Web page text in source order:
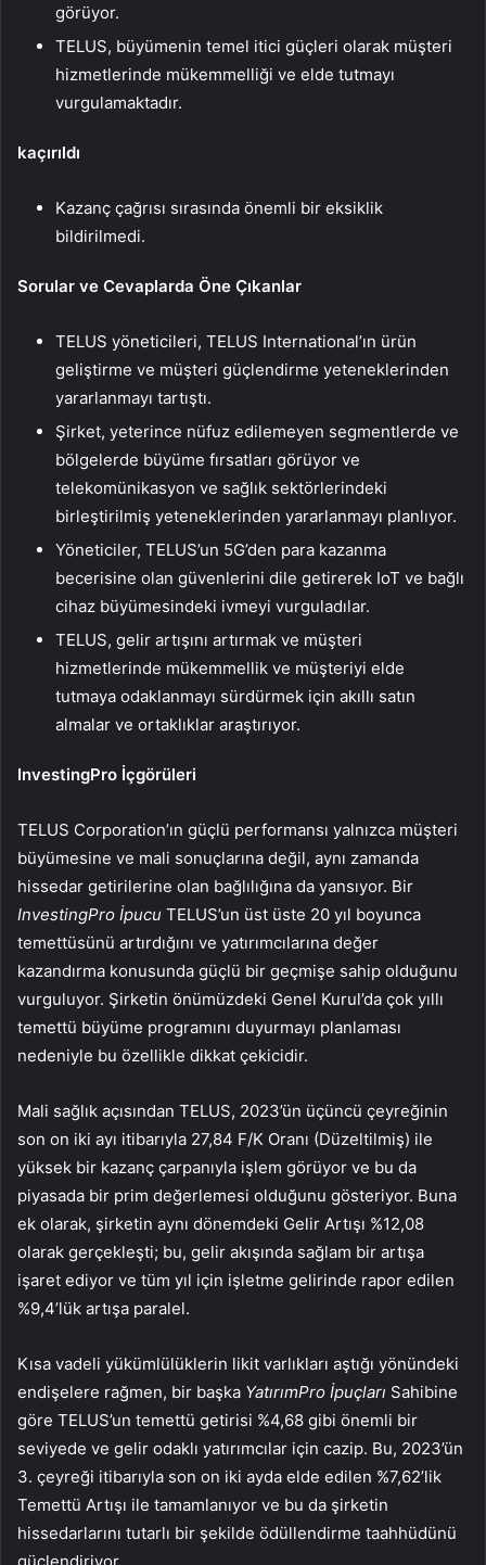
görüyor.
TELUS, büyümenin temel itici güçleri olarak müşteri
hizmetlerinde mükemmelliği ve elde tutmayı
vurgulamaktadır.
kaçırıldı
Kazanç çağrısı sırasında önemli bir eksiklik
bildirilmedi.
Sorular ve Cevaplarda Öne Çıkanlar
TELUS yöneticileri, TELUS International’ın ürün
geliştirme ve müşteri güçlendirme yeteneklerinden
yararlanmayı tartıştı.
Şirket, yeterince nüfuz edilemeyen segmentlerde ve
bölgelerde büyüme fırsatları görüyor ve
telekomünikasyon ve sağlık sektörlerindeki
birleştirilmiş yeteneklerinden yararlanmayı planlıyor.
Yöneticiler, TELUS’un 5G’den para kazanma
becerisine olan güvenlerini dile getirerek IoT ve bağlı
cihaz büyümesindeki ivmeyi vurguladılar.
TELUS, gelir artışını artırmak ve müşteri
hizmetlerinde mükemmellik ve müşteriyi elde
tutmaya odaklanmayı sürdürmek için akıllı satın
almalar ve ortaklıklar araştırıyor.
InvestingPro İçgörüleri
TELUS Corporation’ın güçlü performansı yalnızca müşteri
büyümesine ve mali sonuçlarına değil, aynı zamanda
hissedar getirilerine olan bağlılığına da yansıyor. Bir
InvestingPro İpucu TELUS’un üst üste 20 yıl boyunca
temettüsünü artırdığını ve yatırımcılarına değer
kazandırma konusunda güçlü bir geçmişe sahip olduğunu
vurguluyor. Şirketin önümüzdeki Genel Kurul’da çok yıllı
temettü büyüme programını duyurmayı planlaması
nedeniyle bu özellikle dikkat çekicidir.
Mali sağlık açısından TELUS, 2023’ün üçüncü çeyreğinin
son on iki ayı itibarıyla 27,84 F/K Oranı (Düzeltilmiş) ile
yüksek bir kazanç çarpanıyla işlem görüyor ve bu da
piyasada bir prim değerlemesi olduğunu gösteriyor. Buna
ek olarak, şirketin aynı dönemdeki Gelir Artışı %12,08
olarak gerçekleşti; bu, gelir akışında sağlam bir artışa
işaret ediyor ve tüm yıl için işletme gelirinde rapor edilen
%9,4’lük artışa paralel.
Kısa vadeli yükümlülüklerin likit varlıkları aştığı yönündeki
endişelere rağmen, bir başka YatırımPro İpuçları Sahibine
göre TELUS’un temettü getirisi %4,68 gibi önemli bir
seviyede ve gelir odaklı yatırımcılar için cazip. Bu, 2023’ün
3. çeyreği itibarıyla son on iki ayda elde edilen %7,62’lik
Temettü Artışı ile tamamlanıyor ve bu da şirketin
hissedarlarını tutarlı bir şekilde ödüllendirme taahhüdünü